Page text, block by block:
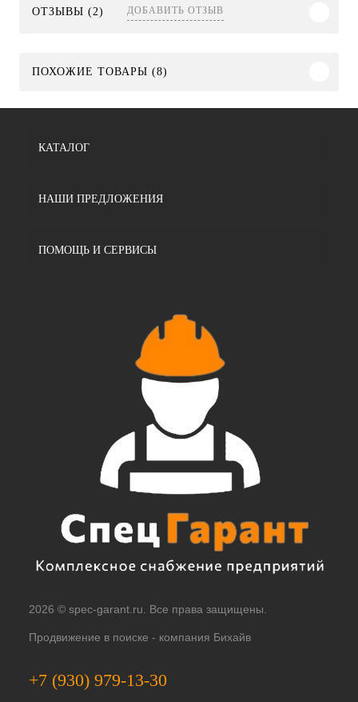
ОТЗЫВЫ (2) ДОБАВИТЬ ОТЗЫВ
ПОХОЖИЕ ТОВАРЫ (8)
КАТАЛОГ
НАШИ ПРЕДЛОЖЕНИЯ
ПОМОЩЬ И СЕРВИСЫ
2026 © spec-garant.ru. Все права защищены.
Продвижение в поиске - компания Бихайв
+7 (930) 979-13-30